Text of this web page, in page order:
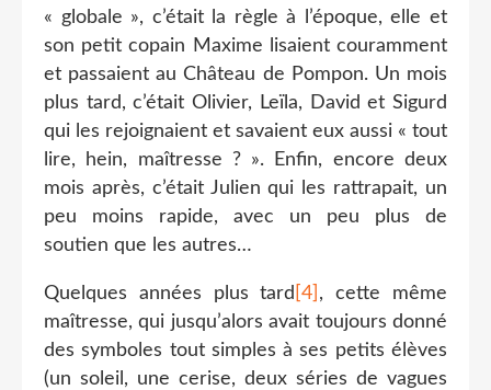
« globale », c’était la règle à l’époque, elle et
son petit copain Maxime lisaient couramment
et passaient au Château de Pompon. Un mois
plus tard, c’était Olivier, Leïla, David et Sigurd
qui les rejoignaient et savaient eux aussi « tout
lire, hein, maîtresse ? ». Enfin, encore deux
mois après, c’était Julien qui les rattrapait, un
peu moins rapide, avec un peu plus de
soutien que les autres…
Quelques années plus tard [4] , cette même
maîtresse, qui jusqu’alors avait toujours donné
des symboles tout simples à ses petits élèves
(un soleil, une cerise, deux séries de vagues